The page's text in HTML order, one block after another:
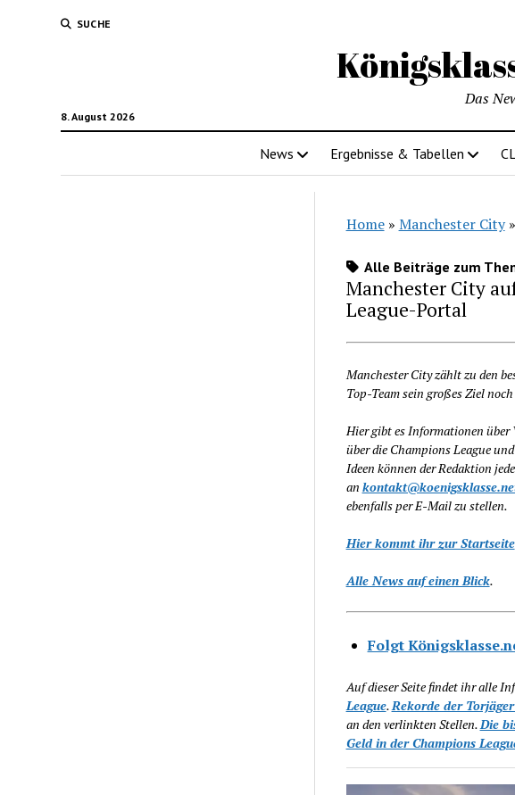
SUCHE
8. August 2026
Das
News Ergebnisse & Tabellen
Home» Manchester City»
Alle Beiträge zum
Manchester City
League-Portal
Manchester City zählt zu den
Top-Team sein großes Ziel
Hier gibt es Informationen über
über die Champions League
Ideen können der Redaktion
an
ebenfalls per E-Mail zu stellen.
Hier kommt ihr zur Startseite
Alle News auf einen Blick.
Folgt
Auf dieser Seite findet ihr alle
League.Rekorde der Torjäger
an den verlinkten Stellen.Die
Geld in der Champions